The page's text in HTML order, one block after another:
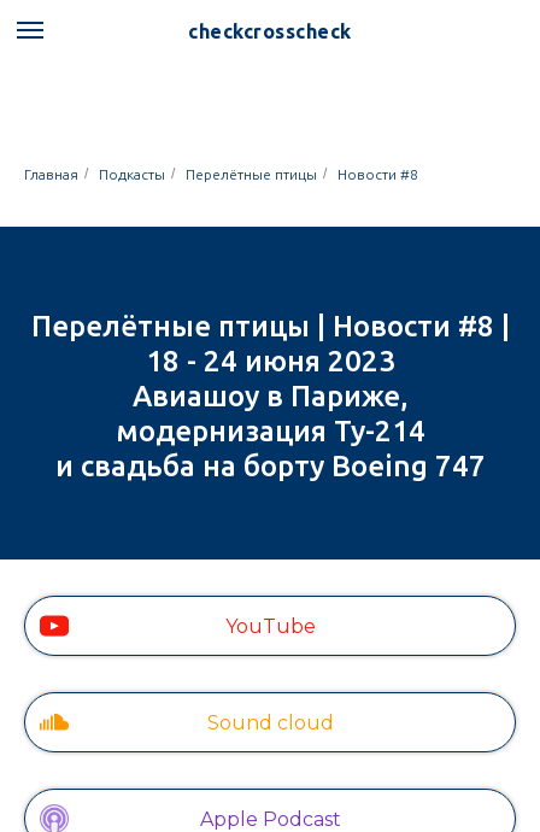
checkcrosscheck
Главная / Подкасты / Перелётные птицы / Новости #8
Перелётные птицы | Новости #8 |
18 - 24 июня 2023
Авиашоу в Париже,
модернизация Ту-214
и свадьба на борту Boeing 747
YouTube
Sound cloud
Apple Podcast